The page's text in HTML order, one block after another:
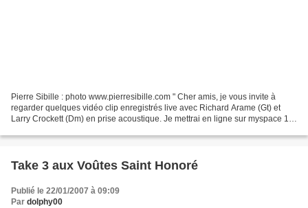
Pierre Sibille : photo www.pierresibille.com " Cher amis, je vous invite à
regarder quelques vidéo clip enregistrés live avec Richard Arame (Gt) et
Larry Crockett (Dm) en prise acoustique. Je mettrai en ligne sur myspace 1
Take 3 aux Voûtes Saint Honoré
Publié le 22/01/2007 à 09:09
Par dolphy00